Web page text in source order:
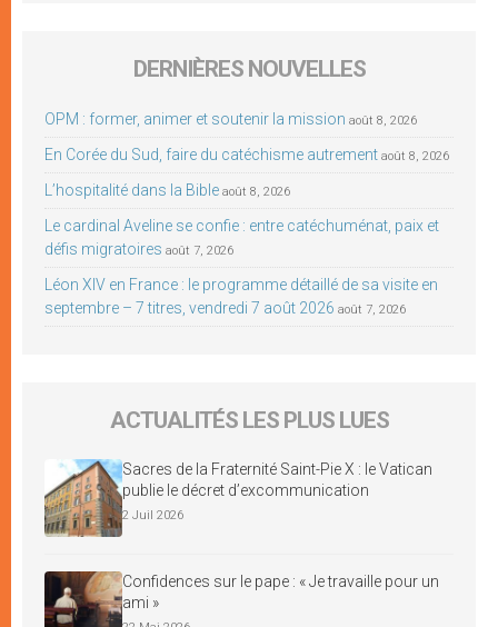
DERNIÈRES NOUVELLES
OPM : former, animer et soutenir la mission août 8, 2026
En Corée du Sud, faire du catéchisme autrement août 8, 2026
L’hospitalité dans la Bible août 8, 2026
Le cardinal Aveline se confie : entre catéchuménat, paix et
défis migratoires août 7, 2026
Léon XIV en France : le programme détaillé de sa visite en
septembre – 7 titres, vendredi 7 août 2026 août 7, 2026
ACTUALITÉS LES PLUS LUES
Sacres de la Fraternité Saint-Pie X : le Vatican
publie le décret d’excommunication
2 Juil 2026
Confidences sur le pape : « Je travaille pour un
ami »